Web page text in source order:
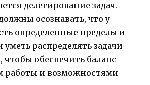
делегирование задач.
осознавать, что у
определенные пределы и
распределять задачи
чтобы обеспечить баланс
работы и возможностями